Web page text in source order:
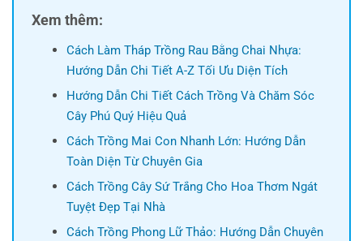
Xem thêm:
Cách Làm Tháp Trồng Rau Bằng Chai Nhựa:
Hướng Dẫn Chi Tiết A-Z Tối Ưu Diện Tích
Hướng Dẫn Chi Tiết Cách Trồng Và Chăm Sóc
Cây Phú Quý Hiệu Quả
Cách Trồng Mai Con Nhanh Lớn: Hướng Dẫn
Toàn Diện Từ Chuyên Gia
Cách Trồng Cây Sứ Trắng Cho Hoa Thơm Ngát
Tuyệt Đẹp Tại Nhà
Cách Trồng Phong Lữ Thảo: Hướng Dẫn Chuyên